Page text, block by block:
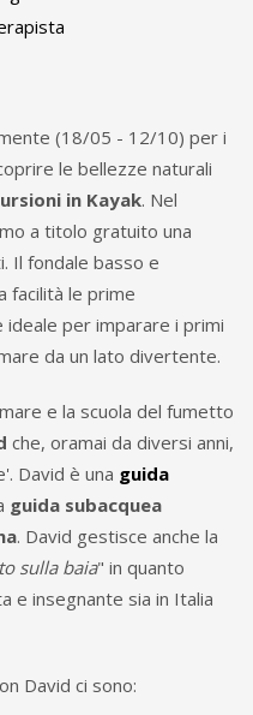
(18/05 - 12/10) per i
le bellezze naturali
in Kayak. Nel
a titolo gratuito una
Il fondale basso e
facilità le prime
per imparare i primi
da un lato divertente.
e la scuola del fumetto
che, oramai da diversi anni,
David è una guida
guida subacquea
. David gestisce anche la
sulla baia" in quanto
e insegnante sia in Italia
David ci sono: